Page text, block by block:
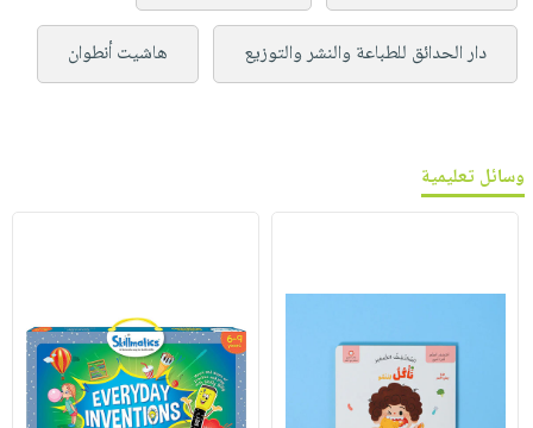
دار الحدائق للطباعة والنشر والتوزيع هاشيت أنطوان
وسائل تعليمية